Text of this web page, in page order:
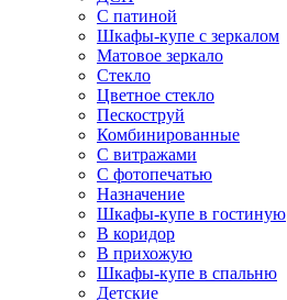
С патиной
Шкафы-купе с зеркалом
Матовое зеркало
Стекло
Цветное стекло
Пескоструй
Комбинированные
С витражами
С фотопечатью
Назначение
Шкафы-купе в гостиную
В коридор
В прихожую
Шкафы-купе в спальню
Детские